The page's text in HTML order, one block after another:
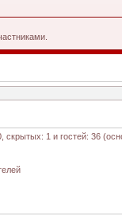
скрытых: 1 и гостей: 36